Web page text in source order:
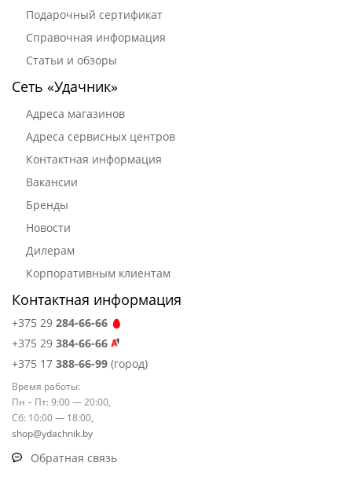
Подарочный сертификат
Справочная информация
Статьи и обзоры
Сеть «Удачник»
Адреса магазинов
Адреса сервисных центров
Контактная информация
Вакансии
Бренды
Новости
Дилерам
Корпоративным клиентам
Контактная информация
+375 29 284-66-66
+375 29 384-66-66
+375 17 388-66-99 (город)
Время работы:
Пн – Пт: 9:00 — 20:00,
Сб: 10:00 — 18:00,
shop@ydachnik.by
Обратная связь